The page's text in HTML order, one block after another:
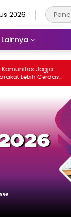
2026
Lainnya
Jogja
Cerdas